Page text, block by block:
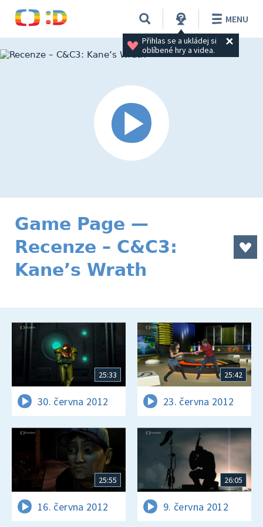
Přihlas se a ukládej si
oblíbené hry a videa.
MENU
Game Page —
Recenze – C&C3:
Kane’s Wrath
25:33
30. června 2012
25:42
23. června 2012
25:55
16. června 2012
26:05
9. června 2012